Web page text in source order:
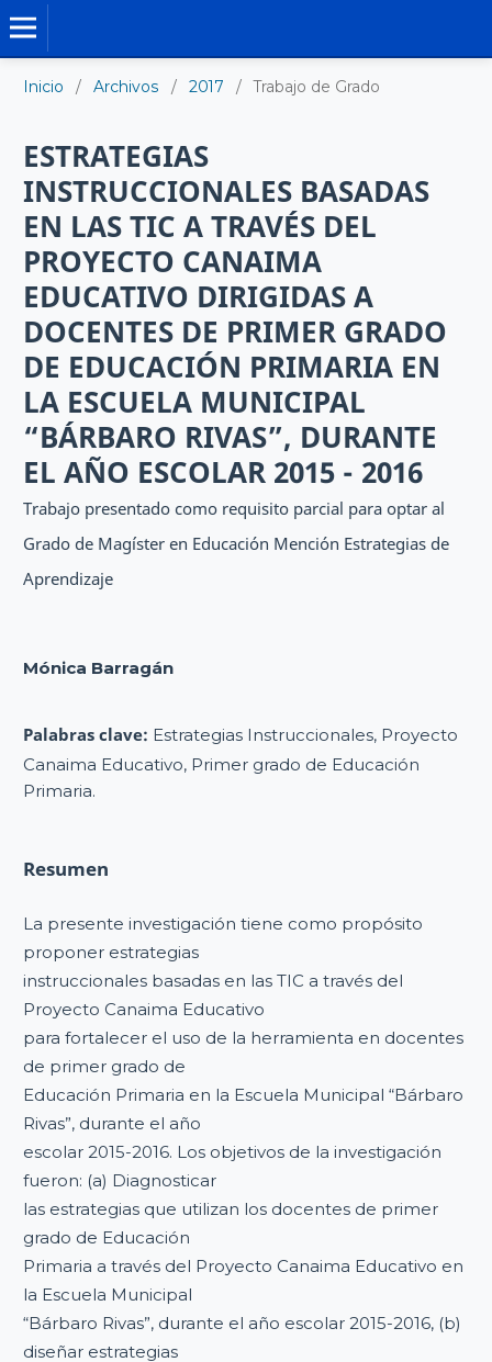
Inicio / Archivos / 2017 / Trabajo de Grado
ESTRATEGIAS
INSTRUCCIONALES BASADAS
EN LAS TIC A TRAVÉS DEL
PROYECTO CANAIMA
EDUCATIVO DIRIGIDAS A
DOCENTES DE PRIMER GRADO
DE EDUCACIÓN PRIMARIA EN
LA ESCUELA MUNICIPAL
“BÁRBARO RIVAS”, DURANTE
EL AÑO ESCOLAR 2015 - 2016
Trabajo presentado como requisito parcial para optar al
Grado de Magíster en Educación Mención Estrategias de
Aprendizaje
Mónica Barragán
Palabras clave: Estrategias Instruccionales, Proyecto
Canaima Educativo, Primer grado de Educación
Primaria.
Resumen
La presente investigación tiene como propósito
proponer estrategias
instruccionales basadas en las TIC a través del
Proyecto Canaima Educativo
para fortalecer el uso de la herramienta en docentes
de primer grado de
Educación Primaria en la Escuela Municipal “Bárbaro
Rivas”, durante el año
escolar 2015-2016. Los objetivos de la investigación
fueron: (a) Diagnosticar
las estrategias que utilizan los docentes de primer
grado de Educación
Primaria a través del Proyecto Canaima Educativo en
la Escuela Municipal
“Bárbaro Rivas”, durante el año escolar 2015-2016, (b)
diseñar estrategias